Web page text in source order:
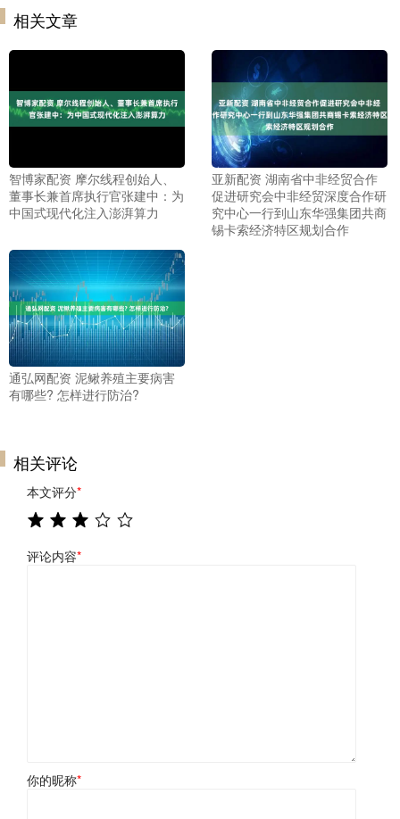
相关文章
智博家配资 摩尔线程创始人、
董事长兼首席执行官张建中：为
中国式现代化注入澎湃算力
亚新配资 湖南省中非经贸合作
促进研究会中非经贸深度合作研
究中心一行到山东华强集团共商
锡卡索经济特区规划合作
通弘网配资 泥鳅养殖主要病害
有哪些? 怎样进行防治?
相关评论
本文评分*
评论内容*
你的昵称*